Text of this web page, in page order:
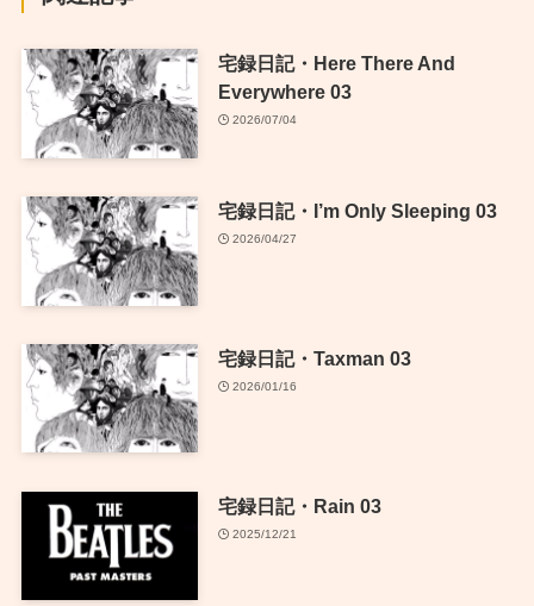
宅録日記・Here There And
Everywhere 03
2026/07/04
宅録日記・I’m Only Sleeping 03
2026/04/27
宅録日記・Taxman 03
2026/01/16
宅録日記・Rain 03
2025/12/21